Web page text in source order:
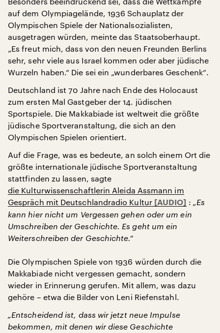
auf dem Olympiagelände, 1936 Schauplatz der
Olympischen Spiele der Nationalsozialisten,
ausgetragen würden, meinte das Staatsoberhaupt.
„Es freut mich, dass von den neuen Freunden Berlins
sehr, sehr viele aus Israel kommen oder aber jüdische
Wurzeln haben.“ Die sei ein „wunderbares Geschenk“.
Deutschland ist 70 Jahre nach Ende des Holocaust
zum ersten Mal Gastgeber der 14. jüdischen
Sportspiele. Die Makkabiade ist weltweit die größte
jüdische Sportveranstaltung, die sich an den
Olympischen Spielen orientiert.
Auf die Frage, was es bedeute, an solch einem Ort die
größte internationale jüdische Sportveranstaltung
stattfinden zu lassen, sagte
die Kulturwissenschaftlerin Aleida Assmann im
Gespräch mit Deutschlandradio Kultur
: „Es
kann hier nicht um Vergessen gehen oder um ein
Umschreiben der Geschichte. Es geht um ein
Weiterschreiben der Geschichte.“
Die Olympischen Spiele von 1936 würden durch die
Makkabiade nicht vergessen gemacht, sondern
wieder in Erinnerung gerufen. Mit allem, was dazu
gehöre – etwa die Bilder von Leni Riefenstahl.
„Entscheidend ist, dass wir jetzt neue Impulse
bekommen, mit denen wir diese Geschichte